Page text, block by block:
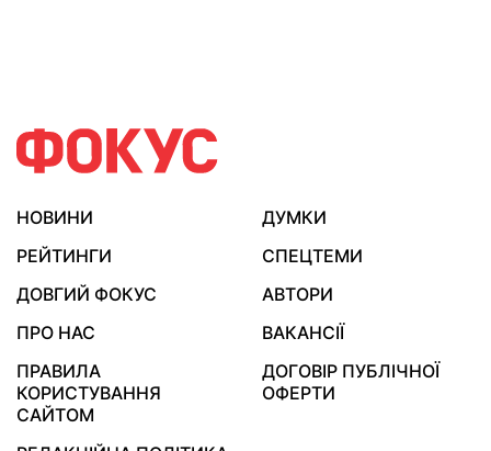
НОВИНИ
ДУМКИ
РЕЙТИНГИ
СПЕЦТЕМИ
ДОВГИЙ ФОКУС
АВТОРИ
ПРО НАС
ВАКАНСІЇ
ПРАВИЛА
КОРИСТУВАННЯ
САЙТОМ
ДОГОВІР ПУБЛІЧНОЇ
ОФЕРТИ